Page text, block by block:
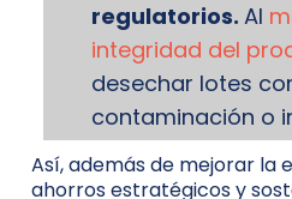
regulatorios. Al
integridad del
desechar lotes
contaminación o
Así, además de mejorar la
ahorros estratégicos y